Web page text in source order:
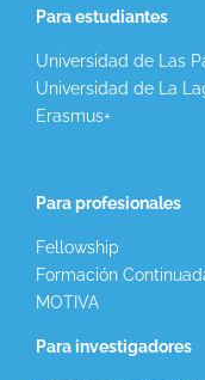
Para estudiantes
Universidad de Las
Universidad de La
Erasmus+
Para profesionales
Fellowship
Formación
MOTIVA
Para investigadores